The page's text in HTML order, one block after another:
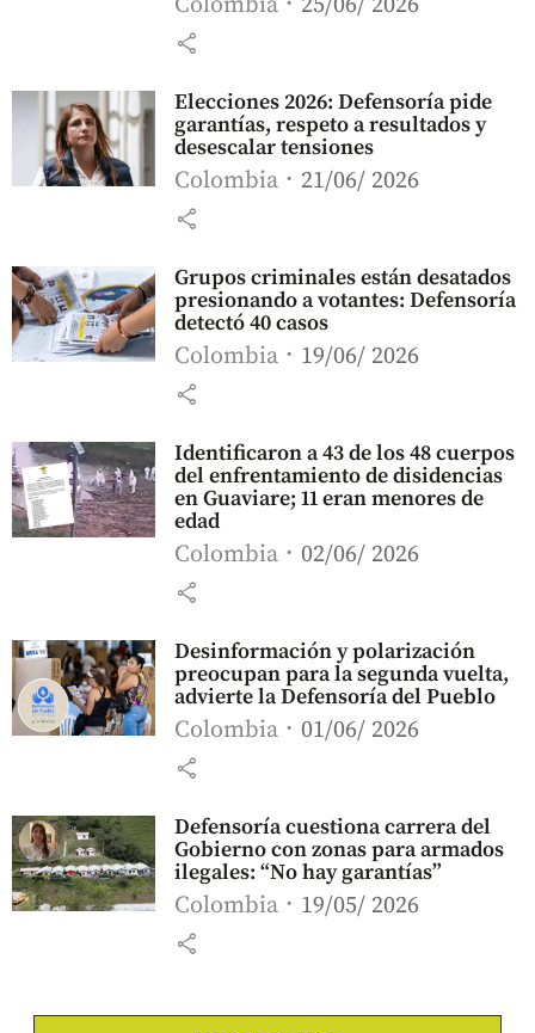
share
Elecciones 2026: Defensoría pide
garantías, respeto a resultados y
desescalar tensiones
Colombia 21/06/ 2026
share
Grupos criminales están desatados
presionando a votantes: Defensoría
detectó 40 casos
Colombia 19/06/ 2026
share
Identificaron a 43 de los 48 cuerpos
del enfrentamiento de disidencias
en Guaviare; 11 eran menores de
edad
Colombia 02/06/ 2026
share
Desinformación y polarización
preocupan para la segunda vuelta,
advierte la Defensoría del Pueblo
Colombia 01/06/ 2026
share
Defensoría cuestiona carrera del
Gobierno con zonas para armados
ilegales: “No hay garantías”
Colombia 19/05/ 2026
share